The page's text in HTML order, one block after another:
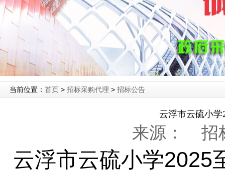
当前位置： 首页 > 招标采购代理 > 招标公告
云浮市云硫小
来源： 招
云浮市云硫小学2025